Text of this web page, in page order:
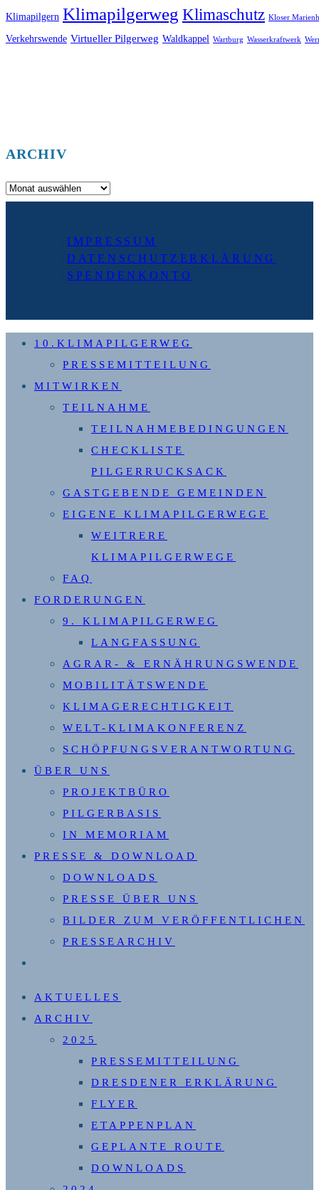
Klimapilgern Klimapilgerweg Klimaschutz Kloser
Verkehrswende Virtueller Pilgerweg Waldkappel Wartburg Wasserkraftwerk
ARCHIV
Archiv
IMPRESSUM
DATENSCHUTZERKLÄRUNG
SPENDENKONTO
10.KLIMAPILGERWEG
PRESSEMITTEILUNG
MITWIRKEN
TEILNAHME
TEILNAHMEBEDINGUNGEN
CHECKLISTE
PILGERRUCKSACK
GASTGEBENDE GEMEINDEN
EIGENE KLIMAPILGERWEGE
WEITRERE
KLIMAPILGERWEGE
FAQ
FORDERUNGEN
9. KLIMAPILGERWEG
LANGFASSUNG
AGRAR- & ERNÄHRUNGSWENDE
MOBILITÄTSWENDE
KLIMAGERECHTIGKEIT
WELT-KLIMAKONFERENZ
SCHÖPFUNGSVERANTWORTUNG
ÜBER UNS
PROJEKTBÜRO
PILGERBASIS
IN MEMORIAM
PRESSE & DOWNLOAD
DOWNLOADS
PRESSE ÜBER UNS
BILDER ZUM VERÖFFENTLICHEN
PRESSEARCHIV
UMSCHALTEN
AKTUELLES
ARCHIV
2025
PRESSEMITTEILUNG
DRESDENER ERKLÄRUNG
FLYER
ETAPPENPLAN
GEPLANTE ROUTE
DOWNLOADS